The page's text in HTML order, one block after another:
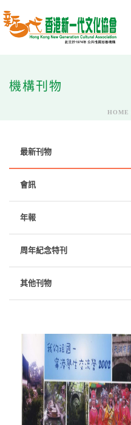
機構刊物
HOME
最新刊物
會訊
年報
周年紀念特刊
其他刊物